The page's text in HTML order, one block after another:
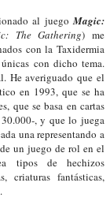
al juegoMagic:
The Gathering) me
con la Taxidermia
con dicho tema.
He averiguado que el
en 1993, que se ha
que se basa en cartas
, y que lo juega
una representando a
un juego de rol en el
tipos de hechizos
criaturas fantásticas,